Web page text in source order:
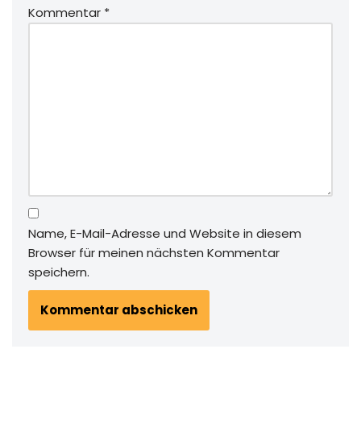
Kommentar *
Name, E-Mail-Adresse und Website in diesem
Browser für meinen nächsten Kommentar
speichern.